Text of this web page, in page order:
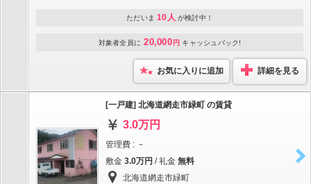
ただいま 10人 が検討中！
対象者全員に 20,000 円 キャッシュバック!
お気に入りに追加 詳細を見る
[一戸建] 北海道網走市緑町 の賃貸
3.0万円
管理費 : －
敷金 3.0万円 / 礼金 無料
北海道網走市緑町